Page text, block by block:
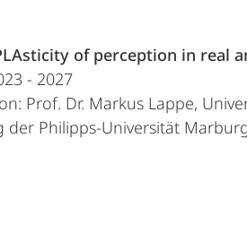
of perception in real
- 2027
Prof. Dr. Markus Lappe,
der Philipps-Universität